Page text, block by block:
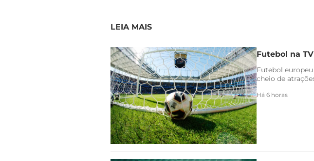
LEIA MAIS
Futebol na
Futebol
cheio de
Há 6 horas